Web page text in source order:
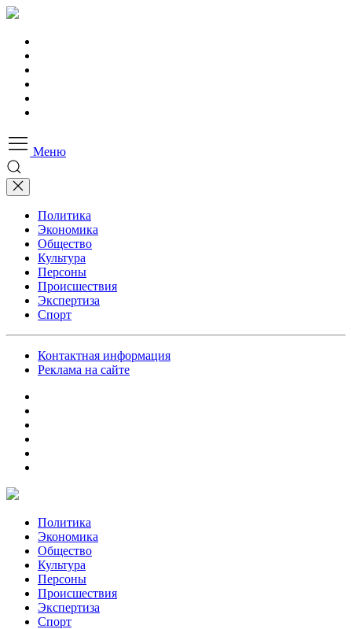
Меню
Политика
Экономика
Общество
Культура
Персоны
Происшествия
Экспертиза
Спорт
Контактная информация
Реклама на сайте
Политика
Экономика
Общество
Культура
Персоны
Происшествия
Экспертиза
Спорт